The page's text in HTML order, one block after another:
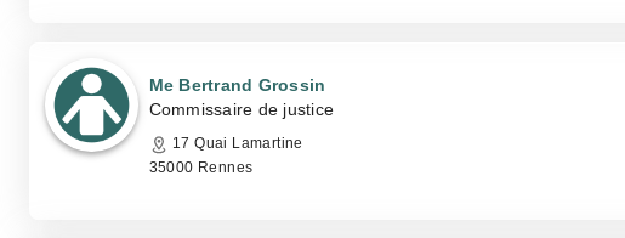
Me Bertrand Grossin
Commissaire de justice
17 Quai Lamartine
35000 Rennes